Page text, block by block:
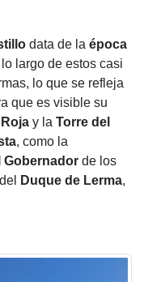
data de la época
lo largo de estos casi
lo que se refleja
que es visible su
y la Torre del
, como la
Gobernador de los
Duque de Lerma,